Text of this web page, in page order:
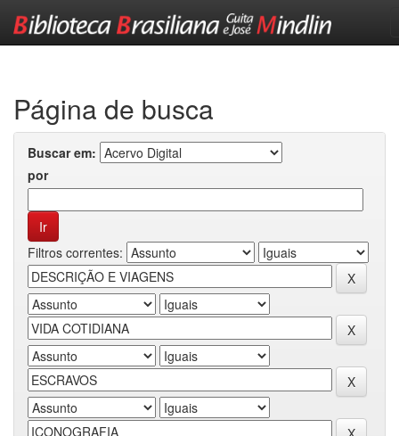
Página de busca
Buscar em:
por
Filtros correntes: